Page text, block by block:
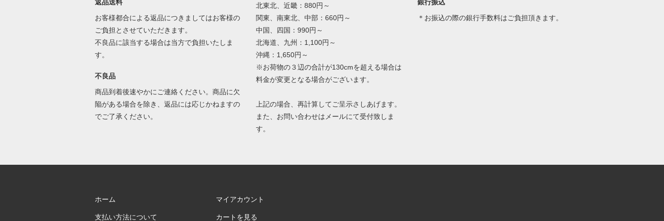
返品送料
お客様都合による返品につきましてはお客様の
ご負担とさせていただきます。
不良品に該当する場合は当方で負担いたしま
す。
不良品
商品到着後速やかにご連絡ください。商品に欠
陥がある場合を除き、返品には応じかねますの
でご了承ください。
北東北、近畿：880円～
関東、南東北、中部：660円～
中国、四国：990円～
北海道、九州：1,100円～
沖縄：1,650円～
※お荷物の３辺の合計が130cmを超える場合は
料金が変更となる場合がございます。
上記の場合、再計算してご呈示さしあげます。
また、お問い合わせはメールにて受付致しま
す。
銀行振込
＊お振込の際の銀行手数料はご負担頂きます。
ホーム
支払い方法について
マイアカウント
カートを見る